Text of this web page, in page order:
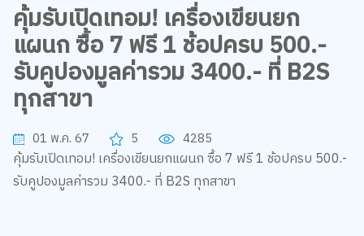
คุ้มรับเปิดเทอม! เครื่องเขียนยก
แผนก ซื้อ 7 ฟรี 1 ช้อปครบ 500.-
รับคูปองมูลค่ารวม 3400.- ที่ B2S
ทุกสาขา
01 พ.ค. 67 5 4285
คุ้มรับเปิดเทอม! เครื่องเขียนยกแผนก ซื้อ 7 ฟรี 1 ช้อปครบ 500.-
รับคูปองมูลค่ารวม 3400.- ที่ B2S ทุกสาขา